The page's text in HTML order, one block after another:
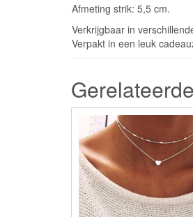
Afmeting strik: 5,5 cm.
Verkrijgbaar in
Verpakt in een leuk